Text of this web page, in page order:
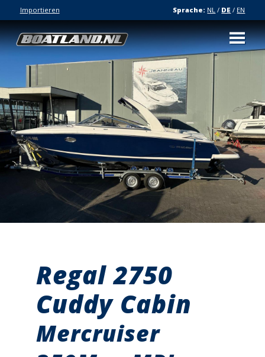
Importieren Sprache: NL / DE / EN
Regal 2750
Cuddy Cabin
Mercruiser